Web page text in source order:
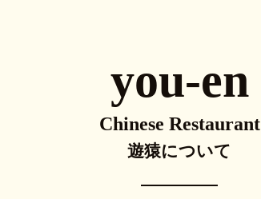
you-en
Chinese Restaurant
遊猿について